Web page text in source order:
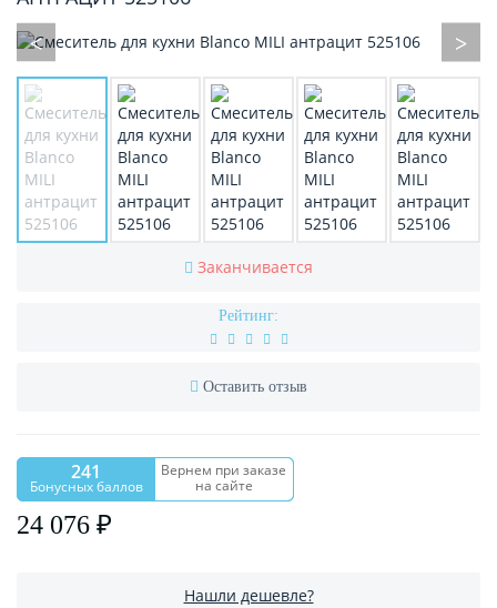
Заканчивается
Рейтинг:
Оставить отзыв
241
Бонусных баллов
Вернем при заказе
на сайте
24 076 ₽
Нашли дешевле?